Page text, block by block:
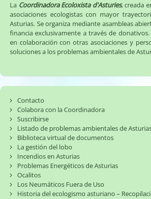
La Coordinadora Ecoloxista d'Asturies, creada
asociaciones ecologistas con mayor
Asturias. Se organiza mediante asambleas
financia exclusivamente a través de
en colaboración con otras asociaciones y
soluciones a los problemas ambientales de
Contacto
Colabora con la Coordinadora
Suscribirse
Listado de problemas ambientales de
Biblioteca virtual de documentos
La gestión del lobo
Incendios en Asturias
Problemas Energéticos de Asturias
Ocalitos
Los Neumáticos Fuera de Uso
Historia del ecologismo asturiano –